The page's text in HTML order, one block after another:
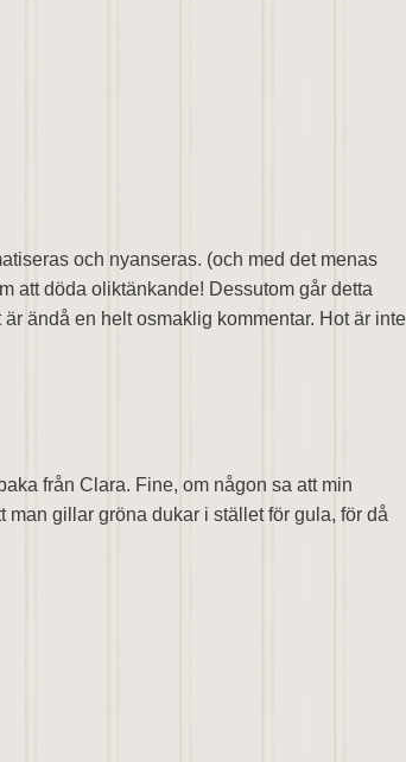
och nyanseras. (och med det menas
att döda oliktänkande! Dessutom går detta
ändå en helt osmaklig kommentar. Hot är inte
från Clara. Fine, om någon sa att min
gillar gröna dukar i stället för gula, för då